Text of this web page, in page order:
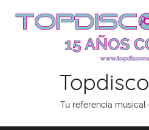
Tu referencia musical